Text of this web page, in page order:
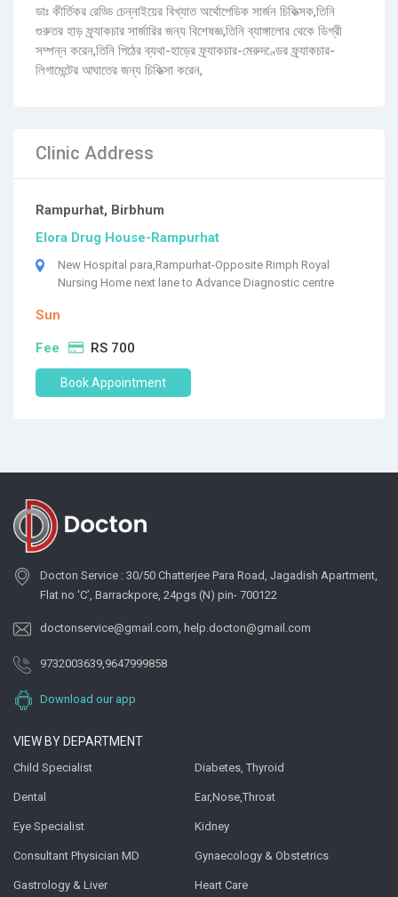
ডাঃ কীর্তিকর রেড্ডি চেন্নাইয়ের বিখ্যাত অর্থোপেডিক সার্জন চিকিত্সক,তিনি
গুরুতর হাড় ফ্র্যাকচার সার্জারির জন্য বিশেষজ্ঞ,তিনি ব্যাঙ্গালোর থেকে ডিগ্রী
সম্পন্ন করেন,তিনি পিঠের ব্যথা-হাড়ের ফ্র্যাকচার-মেরুদণ্ডের ফ্র্যাকচার-
লিগামেন্টের আঘাতের জন্য চিকিত্সা করেন,
Clinic Address
Rampurhat, Birbhum
Elora Drug House-Rampurhat
New Hospital para,Rampurhat-Opposite Rimph Royal
Nursing Home next lane to Advance Diagnostic centre
Sun
Fee RS 700
Book Appointment
Docton Service : 30/50 Chatterjee Para Road, Jagadish Apartment,
Flat no ‘C’, Barrackpore, 24pgs (N) pin- 700122
doctonservice@gmail.com, help.docton@gmail.com
9732003639,9647999858
Download our app
VIEW BY DEPARTMENT
Child Specialist Diabetes, Thyroid
Dental Ear,Nose,Throat
Eye Specialist Kidney
Consultant Physician MD Gynaecology & Obstetrics
Gastrology & Liver Heart Care